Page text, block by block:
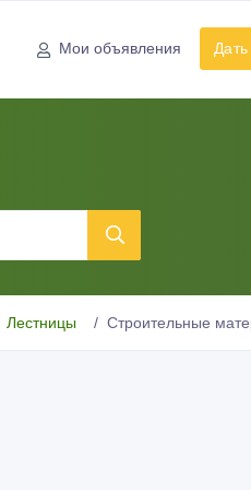
Мои объявления
Лестницы Строительные